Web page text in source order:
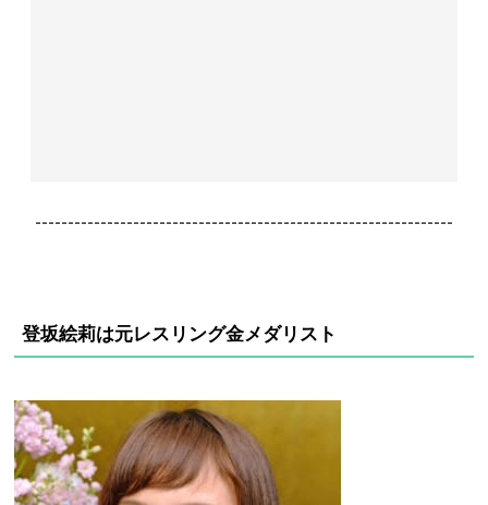
----------------------------------------------------------------
登坂絵莉は元レスリング金メダリスト